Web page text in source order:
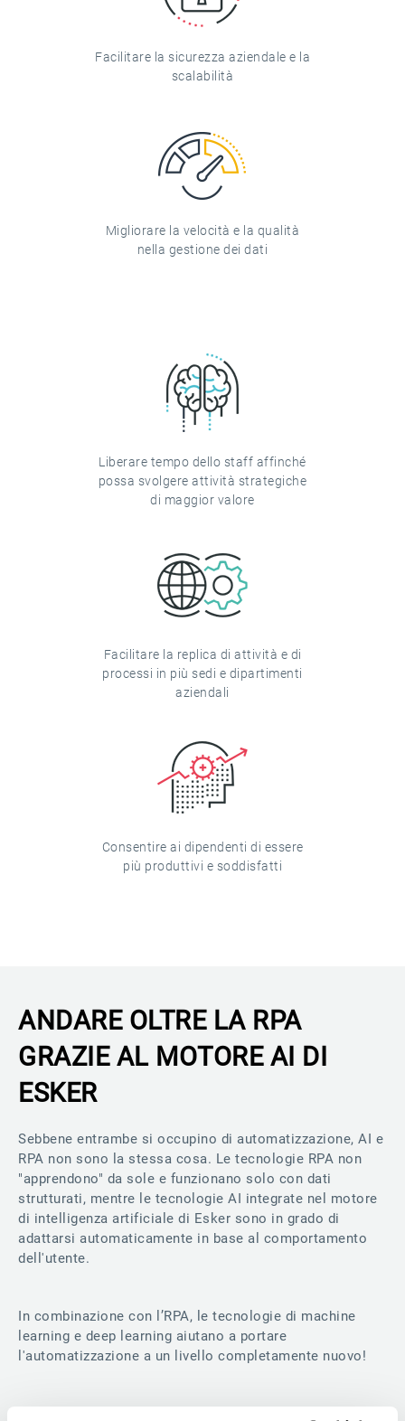
Facilitare la sicurezza aziendale e la
scalabilità
Migliorare la velocità e la qualità
nella gestione dei dati
Liberare tempo dello staff affinché
possa svolgere attività strategiche
di maggior valore
Facilitare la replica di attività e di
processi in più sedi e dipartimenti
aziendali
Consentire ai dipendenti di essere
più produttivi e soddisfatti
ANDARE OLTRE LA RPA
GRAZIE AL MOTORE AI DI
ESKER
Sebbene entrambe si occupino di automatizzazione, AI e
RPA non sono la stessa cosa. Le tecnologie RPA non
"apprendono" da sole e funzionano solo con dati
strutturati, mentre le tecnologie AI integrate nel motore
di intelligenza artificiale di Esker sono in grado di
adattarsi automaticamente in base al comportamento
dell'utente.
In combinazione con l’RPA, le tecnologie di machine
learning e deep learning aiutano a portare
l'automatizzazione a un livello completamente nuovo!